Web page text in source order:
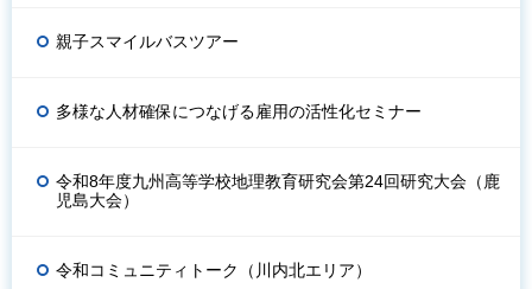
親子スマイルバスツアー
多様な人材確保につなげる雇用の活性化セミナー
令和8年度九州高等学校地理教育研究会第24回研究大会（鹿
児島大会）
令和コミュニティトーク（川内北エリア）